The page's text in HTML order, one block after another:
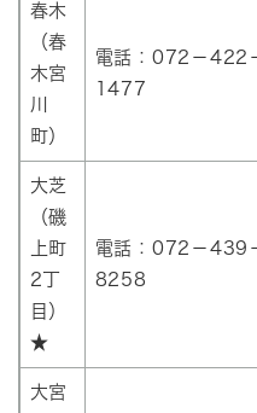
春木
（春
木宮
川
町）
電話：072－422
1477
大芝
（磯
上町
2丁
目）
★
電話：072－439
8258
大宮